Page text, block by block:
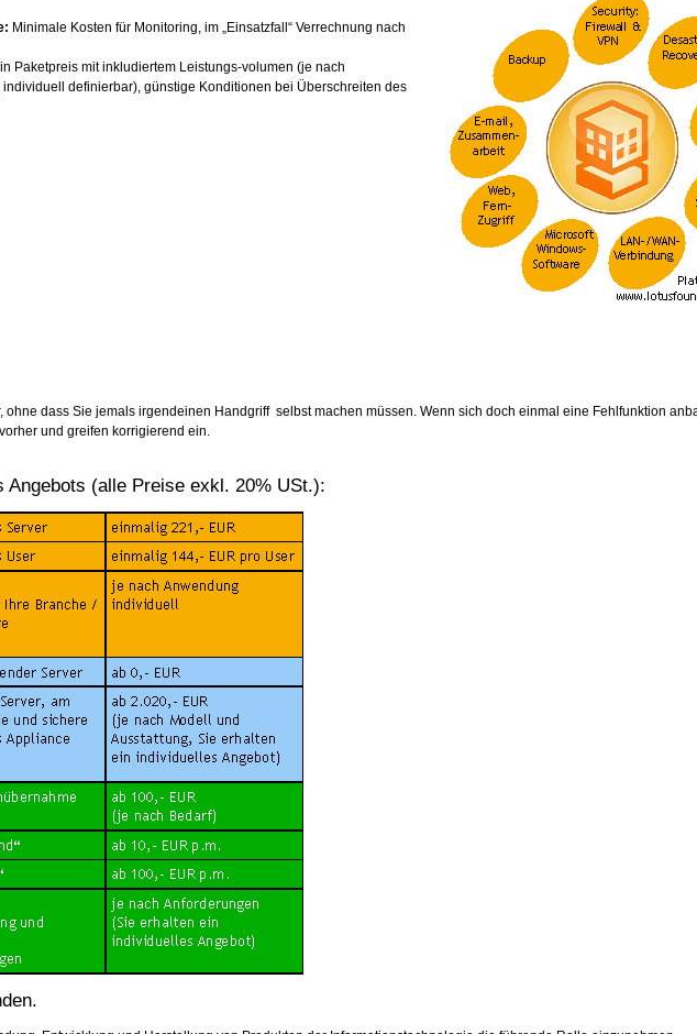
Minimale Kosten für Monitoring, im „Einsatzfall“ Verrechnung nach
Paketpreis mit inkludiertem Leistungs-volumen (je nach
definierbar), günstige Konditionen bei Überschreiten des
ohne dass Sie jemals irgendeinen Handgriff selbst machen müssen. Wenn sich doch einmal eine Fehlfunktion
und greifen korrigierend ein.
Angebots (alle Preise exkl. 20% USt.):